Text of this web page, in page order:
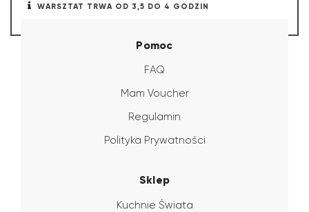
WARSZTAT TRWA OD 3,5 DO 4 GODZIN
Pomoc
FAQ
Mam Voucher
Regulamin
Polityka Prywatności
Sklep
Kuchnie Świata